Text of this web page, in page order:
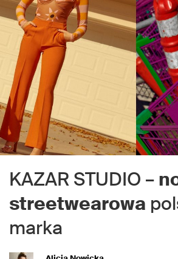
KAZAR STUDIO –
streetwearowa
marka